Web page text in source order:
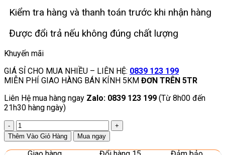
Kiểm tra hàng và thanh toán trước khi nhận hàng
Được đổi trả nếu không đúng chất lượng
Khuyến mãi
GIÁ SỈ CHO MUA NHIỀU – LIÊN HỆ: 0839 123 199
MIỄN PHÍ GIAO HÀNG BÁN KÍNH 5KM ĐƠN TRÊN 5TR
Liên Hệ mua hàng ngay Zalo: 0839 123 199 (Từ 8h00 đến
21h30 hàng ngày)
Bàn
Gỗ
Chân
Thêm Vào Giỏ Hàng Mua ngay